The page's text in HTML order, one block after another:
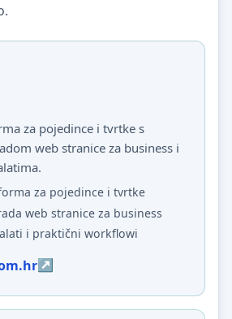
za pojedince i tvrtke s
web stranice za business i
za pojedince i tvrtke
web stranice za business
i praktični workflowi